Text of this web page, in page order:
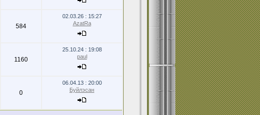
584
02.03.26 : 15:27
AzatRa
1160
25.10.24 : 19:08
paul
0
06.04.13 : 20:00
Буйлэсан